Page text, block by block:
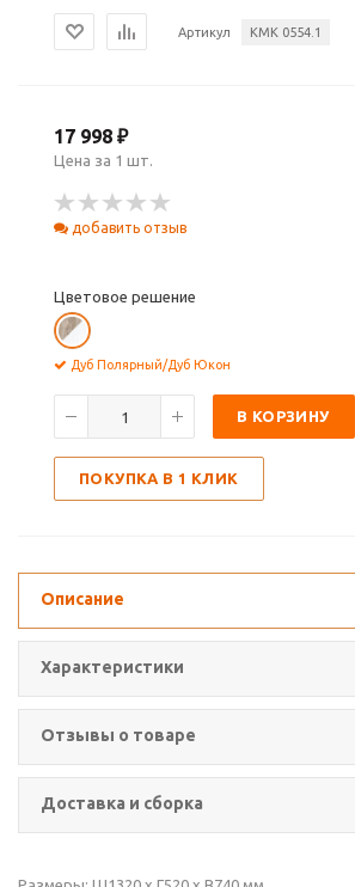
Артикул КМК 0554.1
17 998 ₽
Цена за 1 шт.
добавить отзыв
Цветовое решение
Дуб Полярный/Дуб Юкон
В КОРЗИНУ
ПОКУПКА В 1 КЛИК
Описание
Характеристики
Отзывы о товаре
Доставка и сборка